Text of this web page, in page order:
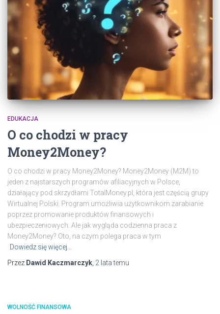
EDUKACJA
O co chodzi w pracy
Money2Money?
O co chodzi w pracy Money2Money? Money2Money (M2M) to
jeden z najstarszych programów afiliacyjnych w Polsce,
działający pod skrzydłami TotalMoney.pl, która jest częścią grupy
Wirtualnej Polski. Program umożliwia użytkownikom zarabianie
poprzez promowanie produktów finansowych i
ubezpieczeniowych. Ale jak wygląda codzienna praca z
Money2Money? Oto, na czym polega praca w tym
Dowiedz się więcej…
Przez Dawid Kaczmarczyk 2 latatemu
WOLNOŚĆ FINANSOWA